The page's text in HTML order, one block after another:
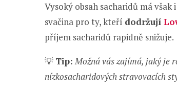
Vysoký obsah sacharidů má
svačina pro ty, kteří dodržují
příjem sacharidů rapidně snižuje.
💡 Tip: Možná vás zajímá, jaký je
nízkosacharidových stravovacích